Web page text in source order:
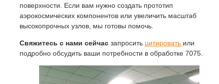
поверхности. Если вам нужно создать прототип
аэрокосмических компонентов или увеличить масштаб
высокопрочных узлов, мы готовы помочь.
Свяжитесь с нами сейчас запросить цитировать или
подробно обсудить ваши потребности в обработке 7075.